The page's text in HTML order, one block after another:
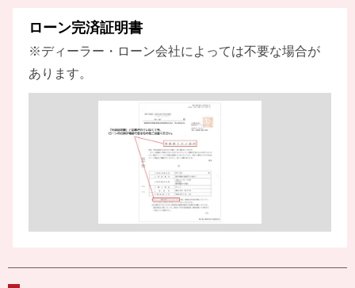
ローン完済証明書
※ディーラー・ローン会社によっては不要な場合が
あります。